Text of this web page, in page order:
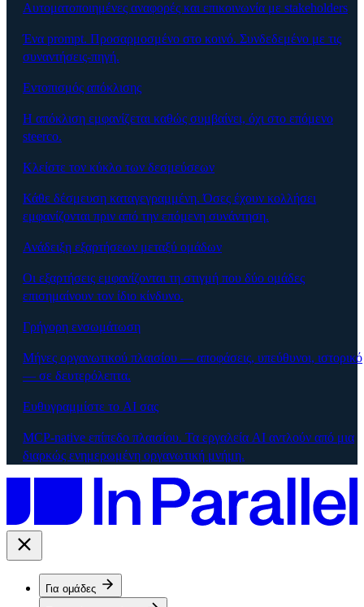
Αυτοματοποιημένες αναφορές και επικοινωνία με stakeholders
Ένα prompt. Προσαρμοσμένο στο κοινό. Συνδεδεμένο με τις
συναντήσεις-πηγή.
Εντοπισμός απόκλισης
Η απόκλιση εμφανίζεται καθώς συμβαίνει, όχι στο επόμενο
steerco.
Κλείστε τον κύκλο των δεσμεύσεων
Κάθε δέσμευση καταγεγραμμένη. Όσες έχουν κολλήσει
εμφανίζονται πριν από την επόμενη συνάντηση.
Ανάδειξη εξαρτήσεων μεταξύ ομάδων
Οι εξαρτήσεις εμφανίζονται τη στιγμή που δύο ομάδες
επισημαίνουν τον ίδιο κίνδυνο.
Γρήγορη ενσωμάτωση
Μήνες οργανωτικού πλαισίου — αποφάσεις, υπεύθυνοι, ιστορικό
— σε δευτερόλεπτα.
Ευθυγραμμίστε το AI σας
MCP-native επίπεδο πλαισίου. Τα εργαλεία AI αντλούν από μια
διαρκώς ενημερωμένη οργανωτική μνήμη.
Για ομάδες